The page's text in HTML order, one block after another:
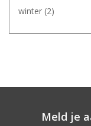
winter (2)
Meld je